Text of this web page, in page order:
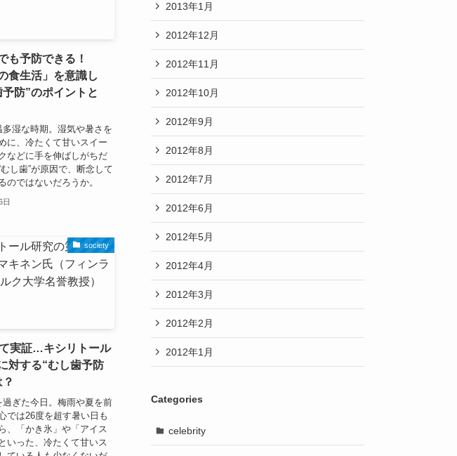
も予防できる！
食生活」を意識し
予防”のポイントと
多湿な時期。湿気や暑さを
に、冷たくて甘いスイー
などに手を伸ばしがちだ
し歯”が原因で、断念して
のではないだろうか。
日
society
実証…キシリトール
対する“むし歯予防
過ぎた今日。梅雨や夏を前
では26度を超す暑い日も
、「かき氷」や「アイス
いった、冷たくて甘いス
2013年1月
2012年12月
2012年11月
2012年10月
2012年9月
2012年8月
2012年7月
2012年6月
2012年5月
2012年4月
2012年3月
2012年2月
2012年1月
Categories
celebrity